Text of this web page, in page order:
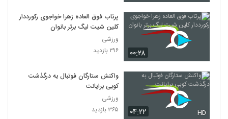
۰۰:۲۸
پرتاب فوق‌ العاده زهرا خواجوی رکورددار
کلین شیت لیگ برتر بانوان
ورزشی
۲۹۶ بازدید
۰۴:۲۲ HD
واکنش ستارگان فوتبال به درگذشت
کوبی برایانت
ورزشی
۳۶۵ بازدید